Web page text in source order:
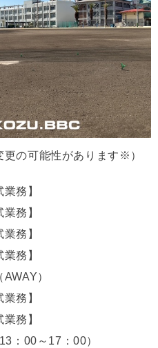
の可能性があります※）
務】
業務】
務】
業務】
）
業務】
業務】
：00～17：00）